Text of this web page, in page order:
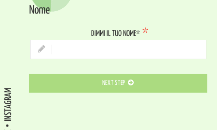
Nome
DIMMI IL TUO NOME*
NEXT STEP
INSTAGRAM